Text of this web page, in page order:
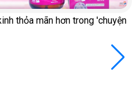
thỏa mãn hơn trong 'chuyện